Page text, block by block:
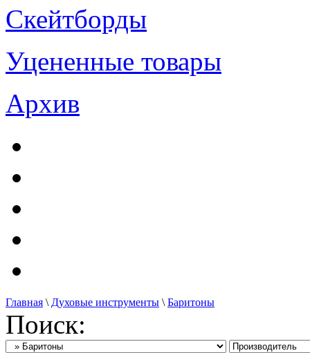
Скейтборды
Уцененные товары
Архив
Главная \ Духовые инструменты \ Баритоны
Поиск: